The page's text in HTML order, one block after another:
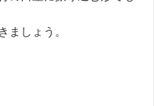
ましょう。